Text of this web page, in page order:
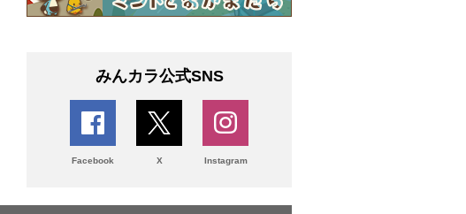
みんカラ公式SNS
Facebook X Instagram